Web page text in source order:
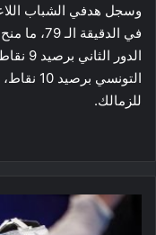
في
للزمالك.
البطولة
العالمية